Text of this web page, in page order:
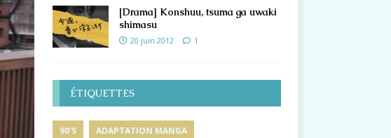
[Drama] Konshuu, tsuma ga uwaki
shimasu
20 juin 2012 1
ÉTIQUETTES
90'S ADAPTATION MANGA